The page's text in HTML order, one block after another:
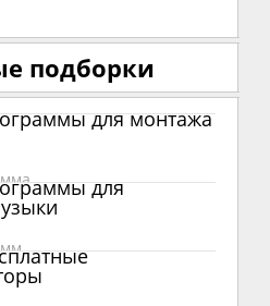
подборки
для монтажа
для